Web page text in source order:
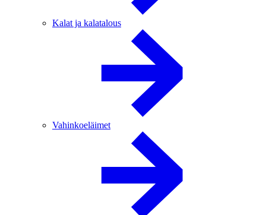
Kalat ja kalatalous
Vahinkoeläimet